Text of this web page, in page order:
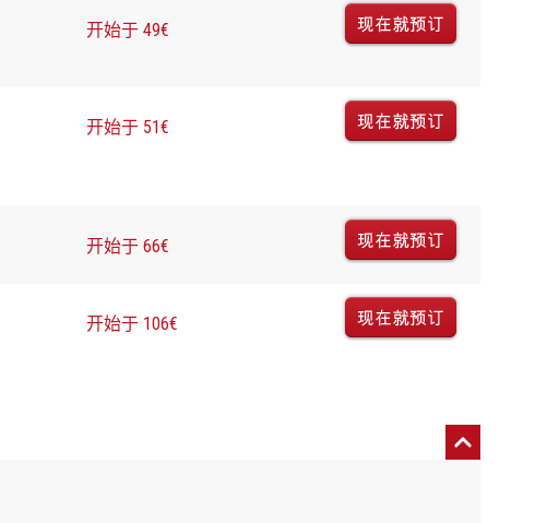
开始于 49€
开始于 51€
开始于 66€
开始于 106€